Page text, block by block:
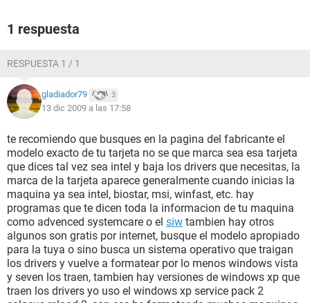
1 respuesta
RESPUESTA 1 / 1
gladiador79 3
13 dic 2009 a las 17:58
te recomiendo que busques en la pagina del fabricante el
modelo exacto de tu tarjeta no se que marca sea esa tarjeta
que dices tal vez sea intel y baja los drivers que necesitas, la
marca de la tarjeta aparece generalmente cuando inicias la
maquina ya sea intel, biostar, msi, winfast, etc. hay
programas que te dicen toda la informacion de tu maquina
como advenced systemcare o el siw tambien hay otros
algunos son gratis por internet, busque el modelo apropiado
para la tuya o sino busca un sistema operativo que traigan
los drivers y vuelve a formatear por lo menos windows vista
y seven los traen, tambien hay versiones de windows xp que
traen los drivers yo uso el windows xp service pack 2